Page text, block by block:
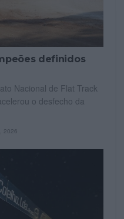
definidos
Nacional de Flat Track
o desfecho da
2026